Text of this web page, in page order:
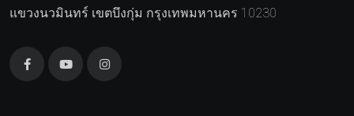
แขวงนวมินทร์ เขตบึงกุ่ม กรุงเทพมหานคร 10230